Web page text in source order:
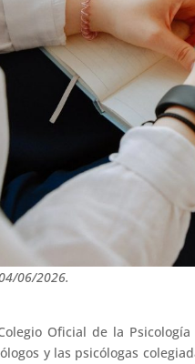
06/2026.
Oficial de la
y las psicólogas